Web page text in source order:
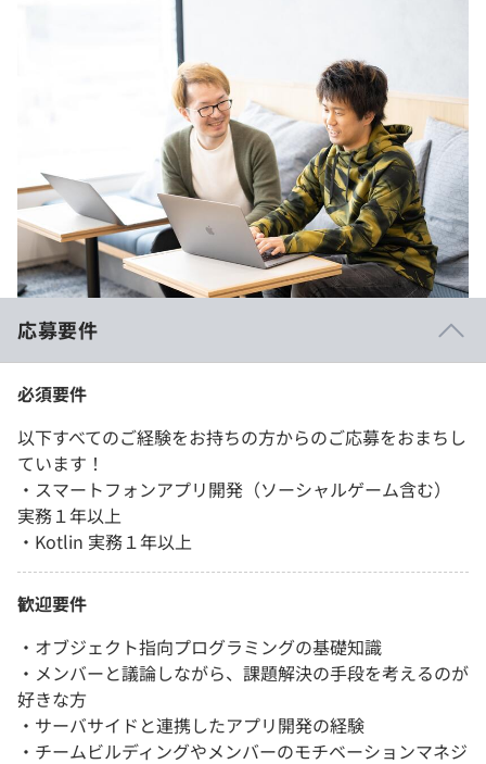
応募要件
必須要件
以下すべてのご経験をお持ちの方からのご応募をおまちし
ています！
・スマートフォンアプリ開発（ソーシャルゲーム含む）
実務１年以上
・Kotlin 実務１年以上
歓迎要件
・オブジェクト指向プログラミングの基礎知識
・メンバーと議論しながら、課題解決の手段を考えるのが
好きな方
・サーバサイドと連携したアプリ開発の経験
・チームビルディングやメンバーのモチベーションマネジ